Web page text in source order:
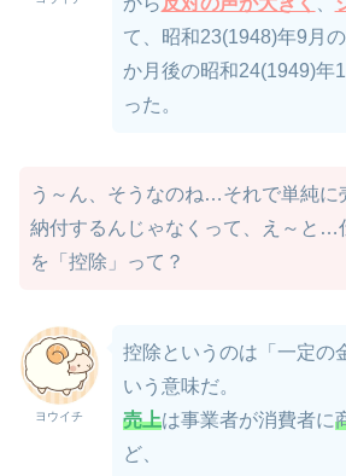
て、昭和23(1948)年9月
か月後の昭和24(1949)年
った。
う～ん、そうなのね…それで単純に
納付するんじゃなくって、え～と…
を「控除」って？
ヨウイチ
控除というのは「一定の
いう意味だ。
売上は事業者が消費者に
ど、